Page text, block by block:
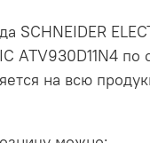
SCHNEIDER
ATV930D11N4
на всю